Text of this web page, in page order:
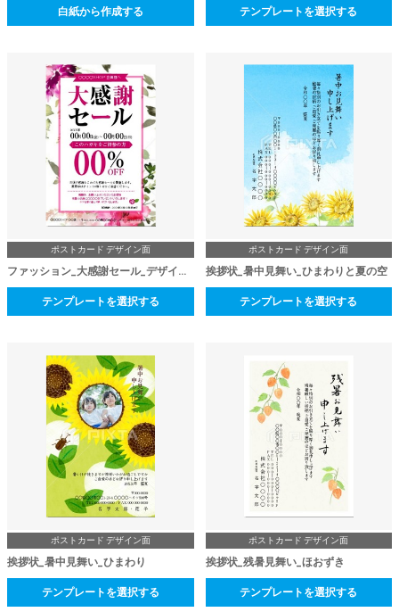
白紙から作成する テンプレートを選択する
ポストカード デザイン面
ファッション_大感謝セール_デザイン面
テンプレートを選択する
ポストカード デザイン面
挨拶状_暑中見舞い_ひまわりと夏の空
テンプレートを選択する
ポストカード デザイン面
挨拶状_暑中見舞い_ひまわり
テンプレートを選択する
ポストカード デザイン面
挨拶状_残暑見舞い_ほおずき
テンプレートを選択する